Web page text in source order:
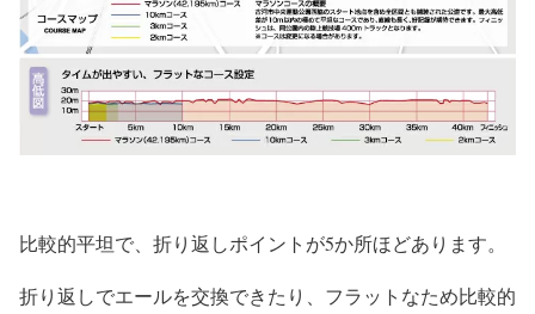
比較的平坦で、折り返しポイントが5か所ほどあります。
折り返しでエールを交換できたり、フラットなため比較的